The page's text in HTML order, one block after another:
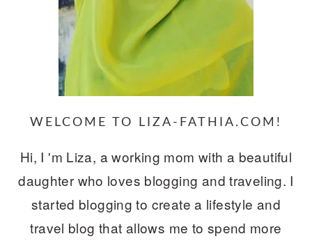
WELCOME TO LIZA-FATHIA.COM!
Hi, I 'm Liza, a working mom with a beautiful
daughter who loves blogging and traveling. I
started blogging to create a lifestyle and
travel blog that allows me to spend more